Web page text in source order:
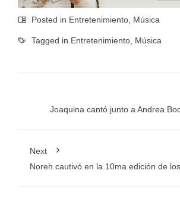
Posted in Entretenimiento Música
Tagged in Entretenimiento Música
Joaquina cantó junto a Andrea
Next
Noreh cautivó en la 10ma edición de